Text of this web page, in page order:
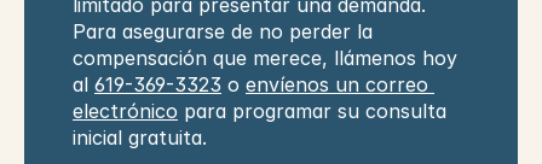
limitado para presentar una demanda.
Para asegurarse de no perder la
compensación que merece, llámenos hoy
al 619-369-3323 o envíenos un correo
electrónico para programar su consulta
inicial gratuita.